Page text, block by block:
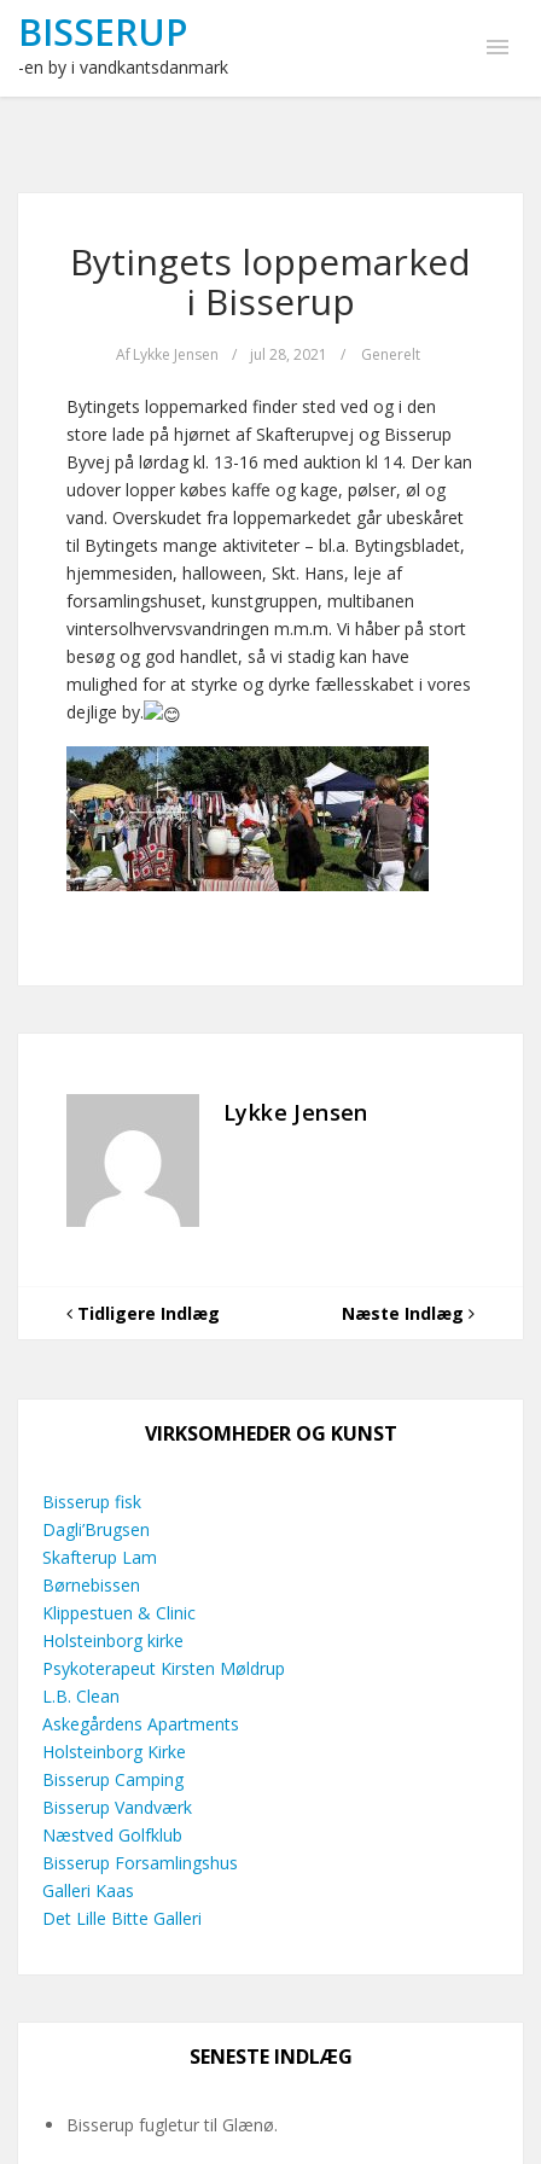
BISSERUP
-en by i vandkantsdanmark
Bytingets loppemarked
i Bisserup
Af Lykke Jensen / jul 28, 2021 / Generelt
Bytingets loppemarked finder sted ved og i den
store lade på hjørnet af Skafterupvej og Bisserup
Byvej på lørdag kl. 13-16 med auktion kl 14. Der kan
udover lopper købes kaffe og kage, pølser, øl og
vand. Overskudet fra loppemarkedet går ubeskåret
til Bytingets mange aktiviteter – bl.a. Bytingsbladet,
hjemmesiden, halloween, Skt. Hans, leje af
forsamlingshuset, kunstgruppen, multibanen
vintersolhvervsvandringen m.m.m. Vi håber på stort
besøg og god handlet, så vi stadig kan have
mulighed for at styrke og dyrke fællesskabet i vores
dejlige by.
Lykke Jensen
Tidligere Indlæg Næste Indlæg
VIRKSOMHEDER OG KUNST
Bisserup fisk
Dagli’Brugsen
Skafterup Lam
Børnebissen
Klippestuen & Clinic
Holsteinborg kirke
Psykoterapeut Kirsten Møldrup
L.B. Clean
Askegårdens Apartments
Holsteinborg Kirke
Bisserup Camping
Bisserup Vandværk
Næstved Golfklub
Bisserup Forsamlingshus
Galleri Kaas
Det Lille Bitte Galleri
SENESTE INDLÆG
Bisserup fugletur til Glænø.